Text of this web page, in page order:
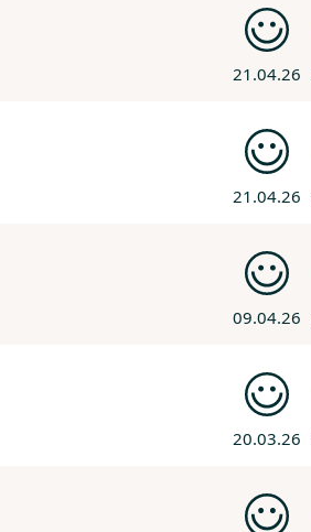
21.04.26
21.04.26
09.04.26
20.03.26